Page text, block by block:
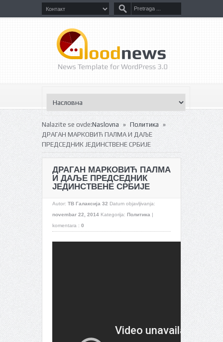
Nalazite se ovde:Naslovna » Политика »
ДРАГАН МАРКОВИЋ ПАЛМА И ДАЉЕ
ПРЕДСЕДНИК ЈЕДИНСТВЕНЕ СРБИЈЕ
ДРАГАН МАРКОВИЋ ПАЛМА
И ДАЉЕ ПРЕДСЕДНИК
ЈЕДИНСТВЕНЕ СРБИЈЕ
Autor: ТВ Галаксија 32 Datum objavljivanja:
novembar 22, 2014 Kategorija: Политика |
komentara : 0